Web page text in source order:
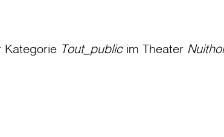
Kategorie Tout_publicim Theater